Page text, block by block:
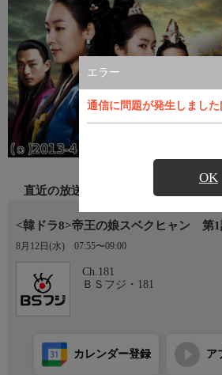
エラー
通信に問題が発生しまし
OK
直近の放送
<韓ドラ8>帝王の娘スベクヒャン 第
8月12日(水) 07:55〜09:00
Ch.181
ＢＳフジ・181
カレンダー登録 ア